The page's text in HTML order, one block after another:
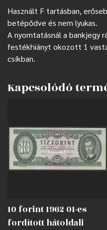
Használt F tartásban,
betépődve és nem lyukas.
A nyomtatásnál a bankjegy
festékhiányt okozott 1
csíkban.
Kapcsolódó
10 forint 1962 01-es
fordított hátoldali